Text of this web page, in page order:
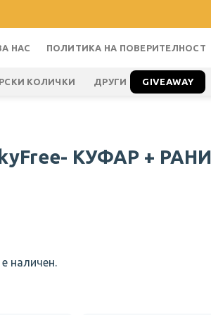
НАС ПОЛИТИКА НА ПОВЕРИТЕЛНОСТ
КОЛИЧКИ ДРУГИ GIVEAWAY
КУФАР +
наличен.